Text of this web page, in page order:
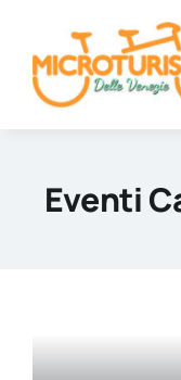
content
Eventi